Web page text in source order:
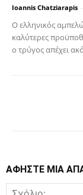
Ioannis Chatziarapis -
Ο ελληνικός
καλύτερες
ο τρύγος απέχει
ΑΦΗΣΤΕ ΜΙΑ